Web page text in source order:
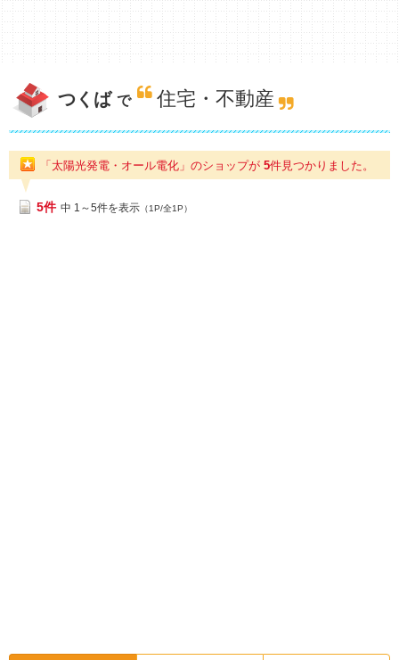
つくば で 住宅・不動産
「太陽光発電・オール電化」のショップが 5件見つかりました。
5件 中 1～5件を表示 （1P/全1P）